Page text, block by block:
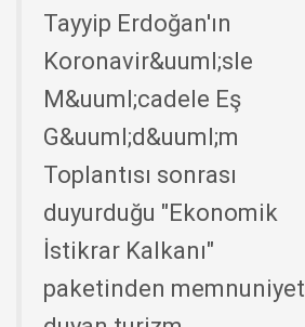
Tayyip Erdoğan'ın
Koronavir&uuml;sle
M&uuml;cadele Eş
G&uuml;d&uuml;m
Toplantısı sonrası
duyurduğu "Ekonomik
İstikrar Kalkanı"
paketinden memnuniyet